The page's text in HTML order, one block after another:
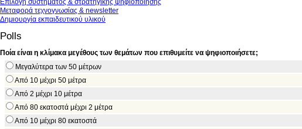
Μεταφορά τεχνογνωσίας & newsletter
Δημιουργία εκπαιδευτικού υλικού
Polls
Ποία είναι η κλίμακα μεγέθους των θεμάτων που επιθυμείτε να ψηφιοποιήσετε;
Μεγαλύτερα των 50 μέτρων
Από 10 μέχρι 50 μέτρα
Από 2 μέχρι 10 μέτρα
Από 80 εκατοστά μέχρι 2 μέτρα
Από 10 μέχρι 80 εκατοστά